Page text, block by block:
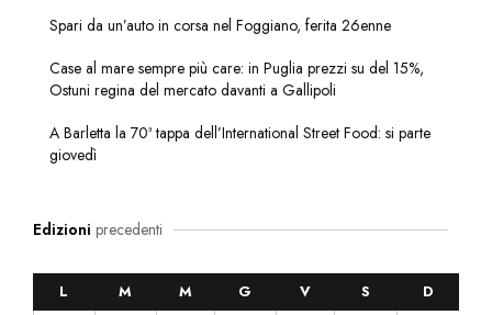
Spari da un’auto in corsa nel Foggiano, ferita 26enne
Case al mare sempre più care: in Puglia prezzi su del 15%,
Ostuni regina del mercato davanti a Gallipoli
A Barletta la 70ª tappa dell’International Street Food: si parte
giovedì
Edizioni precedenti
L M M G V S
D